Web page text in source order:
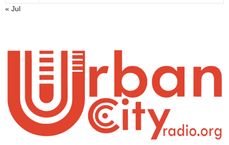
« Jul